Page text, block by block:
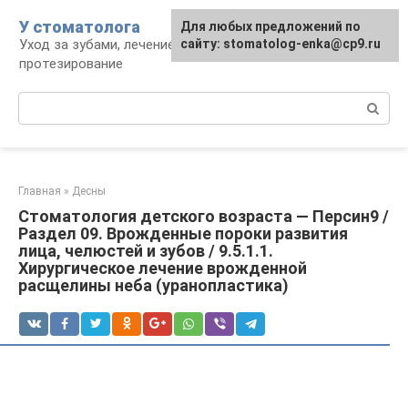
контенту
У стоматолога
Уход за зубами, лечение, удаление,
протезирование
Главная » Десны
Стоматология детского возраста — Персин9 /
Раздел 09. Врожденные пороки развития
лица, челюстей и зубов / 9.5.1.1.
Хирургическое лечение врожденной
расщелины неба (уранопластика)
Для любых предложений по
сайту: stomatolog-enka@cp9.ru